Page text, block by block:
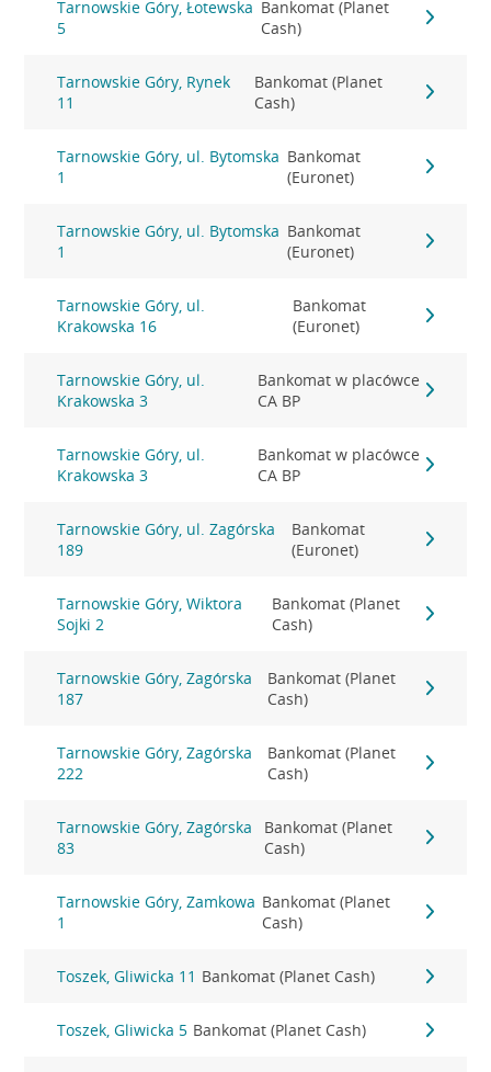
Tarnowskie Góry, Łotewska
5
Bankomat (Planet
Cash)
Tarnowskie Góry, Rynek
11
Bankomat (Planet
Cash)
Tarnowskie Góry, ul. Bytomska
1
Bankomat
(Euronet)
Tarnowskie Góry, ul. Bytomska
1
Bankomat
(Euronet)
Tarnowskie Góry, ul.
Krakowska 16
Bankomat
(Euronet)
Tarnowskie Góry, ul.
Krakowska 3
Bankomat w placówce
CA BP
Tarnowskie Góry, ul.
Krakowska 3
Bankomat w placówce
CA BP
Tarnowskie Góry, ul. Zagórska
189
Bankomat
(Euronet)
Tarnowskie Góry, Wiktora
Sojki 2
Bankomat (Planet
Cash)
Tarnowskie Góry, Zagórska
187
Bankomat (Planet
Cash)
Tarnowskie Góry, Zagórska
222
Bankomat (Planet
Cash)
Tarnowskie Góry, Zagórska
83
Bankomat (Planet
Cash)
Tarnowskie Góry, Zamkowa
1
Bankomat (Planet
Cash)
Toszek, Gliwicka 11 Bankomat (Planet Cash)
Toszek, Gliwicka 5 Bankomat (Planet Cash)